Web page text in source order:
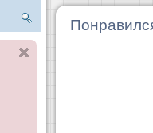
ск